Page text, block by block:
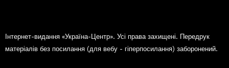
Інтернет-видання «Україна-Центр». Усі права захищені. Передрук
матеріалів без посилання (для вебу - гіперпосилання) заборонений.